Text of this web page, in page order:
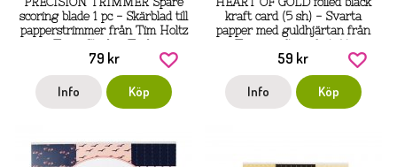
scoring blade 1 pc - Skärblad till
papperstrimmer från Tim Holtz
79 kr
Info Köp
kraft card (5 sh) - Svarta
papper med guldhjärtan från
59 kr
Info Köp